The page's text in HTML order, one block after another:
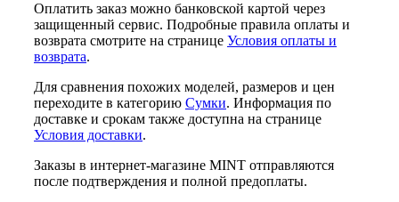
Оплатить заказ можно банковской картой через
защищенный сервис. Подробные правила оплаты и
возврата смотрите на странице Условия оплаты и
возврата.
Для сравнения похожих моделей, размеров и цен
переходите в категорию Сумки. Информация по
доставке и срокам также доступна на странице
Условия доставки.
Заказы в интернет-магазине MINT отправляются
после подтверждения и полной предоплаты.